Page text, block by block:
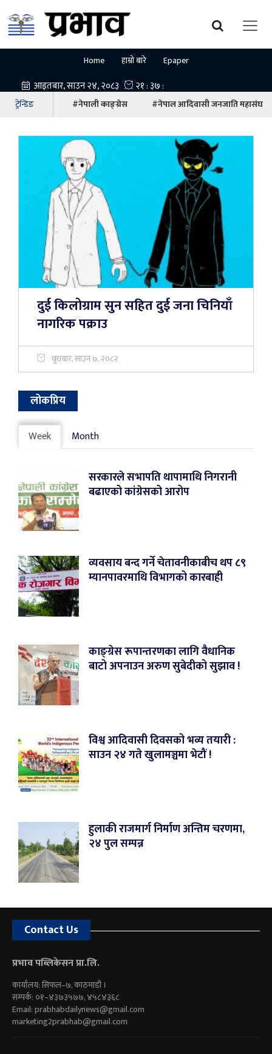
Home हाम्रो बारे Epaper
ट्रेन्डिङ #नेपाली काङ्ग्रेस #नेपाल आदिवासी जनजाति महासंघ
दुई किलोग्राम सुन सहित दुई जना चिनियाँ
नागरिक पक्राउ
बुधबार, साउन ७, २०८२
लोकप्रिय
Week Month
सरकारले सभापति थापामाथि निगरानी
बढाएको कांग्रेसको आरोप
व्यवसाय बन्द गर्ने चेतावनीकाबीच थप ८९
म्यानपावरमाथि विभागको कारबाही
काङ्ग्रेस रूपान्तरणका लागि वैधानिक
बाटो अपनाउन अरुण सुबेदीको सुझाव !
विश्व आदिवासी दिवसको भव्य तयारी :
साउन २४ गते खुलामञ्चमा भेटौं !
हुलाकी राजमार्ग निर्माण अन्तिम चरणमा,
२४ पुल सम्पन्न
Contact Us
प्रभाव पब्लिकेसन प्रा.लि.
कार्यालय: सिफल–७, काठमाडौं ।
सम्पर्क: ०१–४३७३५७७, ४५८४३६८
Email:prabhabdailynews@gmail.com
marketing2prabhab@gmail.com